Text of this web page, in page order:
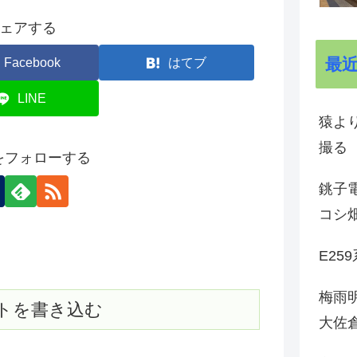
アする
Facebook はてブ
LINE
フォローする
を書き込む
最
猿よ
撮る
銚子
コシ
E259
梅雨
大佐